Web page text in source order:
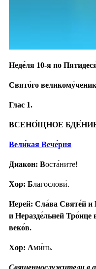
Неде́ля 10-я по
Свято́го
Глас 1.
ВСЕНО́ЩНОЕ
Вели́кая Вече́рня
Диакон: Воста́ните!
Хор: Благослови́.
Иерей: Сла́ва Святе́й
и Неразде́льней Тро́ице
веко́в.
Хор: Ами́нь.